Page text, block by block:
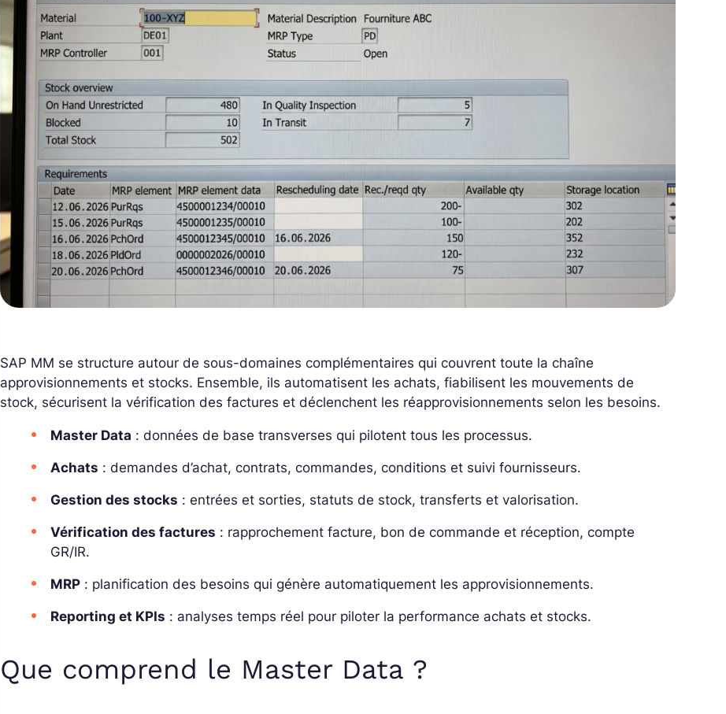
SAP MM se structure autour de sous-domaines complémentaires qui couvrent toute la chaîne
approvisionnements et stocks. Ensemble, ils automatisent les achats, fiabilisent les mouvements de
stock, sécurisent la vérification des factures et déclenchent les réapprovisionnements selon les besoins.
Master Data : données de base transverses qui pilotent tous les processus.
Achats : demandes d’achat, contrats, commandes, conditions et suivi fournisseurs.
Gestion des stocks : entrées et sorties, statuts de stock, transferts et valorisation.
Vérification des factures : rapprochement facture, bon de commande et réception, compte
GR/IR.
MRP : planification des besoins qui génère automatiquement les approvisionnements.
Reporting et KPIs : analyses temps réel pour piloter la performance achats et stocks.
Que comprend le Master Data ?